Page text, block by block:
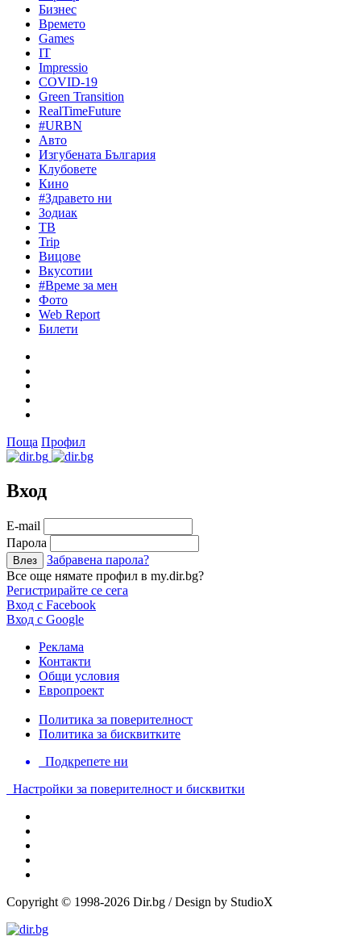
Бизнес
Времето
Games
IT
Impressio
COVID-19
Green Transition
RealTimeFuture
#URBN
Авто
Изгубената България
Клубовете
Кино
#Здравето ни
Зодиак
ТВ
Trip
Вицове
Вкусотии
#Време за мен
Фото
Web Report
Билети
Поща Профил
Вход
Е-mail
Парола
Забравена парола?
Все още нямате профил в my.dir.bg?
Регистрирайте се сега
Вход с Facebook
Вход с Google
Реклама
Контакти
Общи условия
Европроект
Политика за поверителност
Политика за бисквитките
Подкрепете ни
Настройки за поверителност и бисквитки
Copyright © 1998-2026 Dir.bg / Design by StudioX